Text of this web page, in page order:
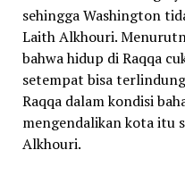
sehingga Washington
Laith Alkhouri.
bahwa hidup di Raqqa
setempat bisa
Raqqa dalam kondisi
mengendalikan kota itu
Alkhouri.